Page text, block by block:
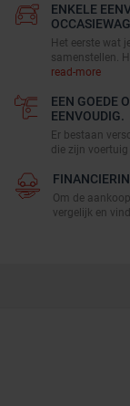
ENKELE
Het eerste wat
samenstellen.
read-more
EEN GOEDE
EENVOUDIG.
Er bestaan
die zijn
Om de
vergelijk en